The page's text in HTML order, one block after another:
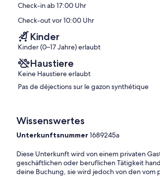
just opposite, including bakery, supermarket,
car, the pretty little tavern port 10 minutes by car
Porto Vecchio 1:30, Ajaccio 2:30.
Check-in ab 17:00 Uhr
Check-out vor 10:00 Uhr
Kinder
Kinder (0–17 Jahre) erlaubt
Haustiere
Keine Haustiere erlaubt
Pas de déjections sur le gazon synthétique
Wissenswertes
Unterkunftsnummer1689245a
Diese Unterkunft wird von einem privaten
geschäftlichen oder beruflichen Tätigkeit
deine Buchung, sie wird jedoch von den